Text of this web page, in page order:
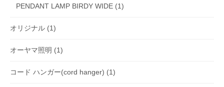
PENDANT LAMP BIRDY WIDE (1)
オリジナル (1)
オーヤマ照明 (1)
コード ハンガー(cord hanger) (1)